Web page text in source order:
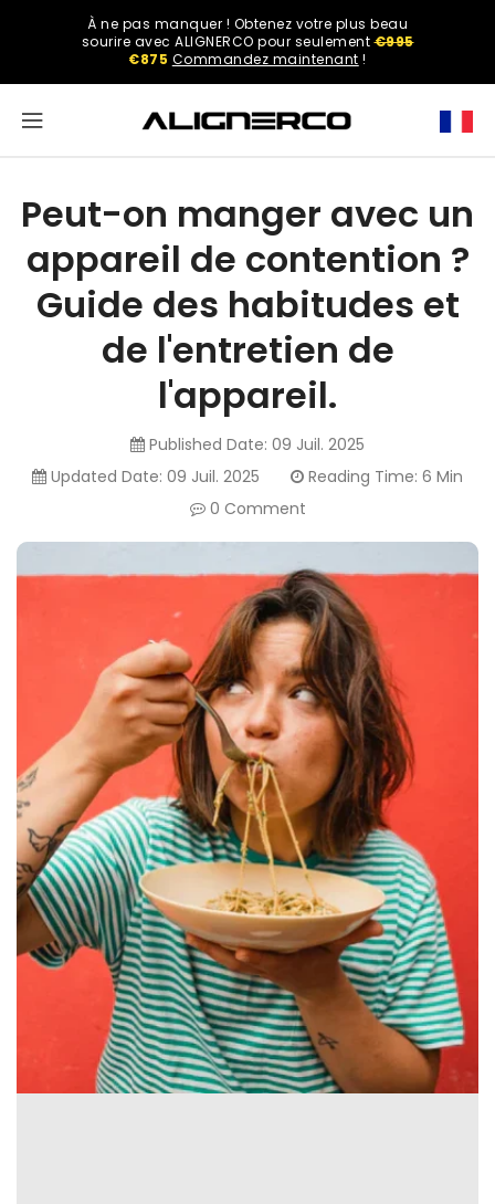
À ne pas manquer ! Obtenez votre plus beau
sourire avec ALIGNERCO pour seulement€995
€875 Commandez maintenant !
Select
region.
United
States
Europe
Italy
English
Portugal
Portuguese
English
Peut-on manger avec un
appareil de contention ?
Guide des habitudes et
de l'entretien de
l'appareil.
Published Date: 09 Juil. 2025
Updated Date: 09 Juil. 2025
Reading Time: 6 Min
0 Comment